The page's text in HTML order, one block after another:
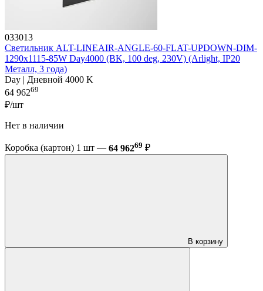
033013
Светильник ALT-LINEAIR-ANGLE-60-FLAT-UPDOWN-DIM-
1290x1115-85W Day4000 (BK, 100 deg, 230V) (Arlight, IP20
Металл, 3 года)
Day | Дневной 4000 K
64 96269
₽/шт
Нет в наличии
Коробка (картон) 1 шт — 64 96269 ₽
В корзину